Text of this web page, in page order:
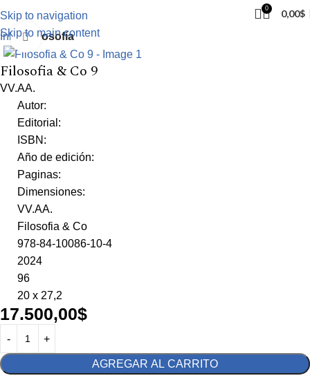
Skip to navigation
Skip to main content
0 0,00$
Inicio Filosofía
Click to enlarge
Filosofia & Co 9
VV.AA.
Autor:
Editorial:
ISBN:
Año de edición:
Paginas:
Dimensiones:
VV.AA.
Filosofia & Co
978-84-10086-10-4
2024
96
20 x 27,2
17.500,00$
AGREGAR AL CARRITO